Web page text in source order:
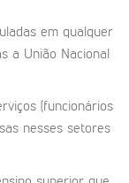
em qualquer
a União Nacional
(funcionários
nesses setores